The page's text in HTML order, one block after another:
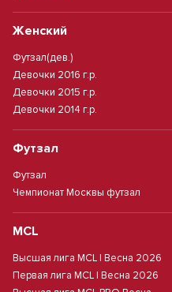
Женский
Футзал(дев.)
Девочки 2016 г.р.
Девочки 2015 г.р.
Девочки 2014 г.р.
Футзал
Футзал
Чемпионат Москвы футзал
MCL
Высшая лига MCL | Весна 2026
Первая лига MCL | Весна 2026